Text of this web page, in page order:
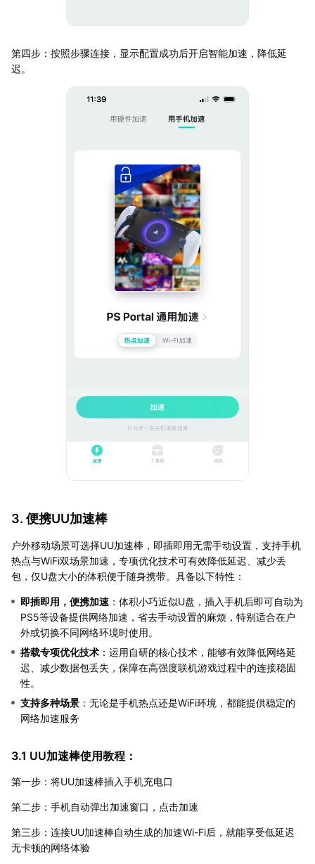
第四步：按照步骤连接，显示配置成功后开启智能加速，降低延
迟。
3. 便携UU加速棒
户外移动场景可选择UU加速棒，即插即用无需手动设置，支持手机
热点与WiFi双场景加速，专项优化技术可有效降低延迟、减少丢
包，仅U盘大小的体积便于随身携带。具备以下特性：
即插即用，便携加速 ：体积小巧近似U盘，插入手机后即可自动为
PS5等设备提供网络加速，省去手动设置的麻烦，特别适合在户
外或切换不同网络环境时使用。
搭载专项优化技术 ：运用自研的核心技术，能够有效降低网络延
迟、减少数据包丢失，保障在高强度联机游戏过程中的连接稳固
性。
支持多种场景 ：无论是手机热点还是WiFi环境，都能提供稳定的
网络加速服务
3.1 UU加速棒使用教程：
第一步：将UU加速棒插入手机充电口
第二步：手机自动弹出加速窗口，点击加速
第三步：连接UU加速棒自动生成的加速Wi-Fi后，就能享受低延迟
无卡顿的网络体验